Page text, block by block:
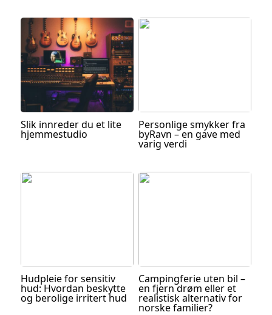
Slik innreder du et lite
hjemmestudio
Personlige smykker fra
byRavn – en gave med
varig verdi
Hudpleie for sensitiv
hud: Hvordan beskytte
og berolige irritert hud
Campingferie uten bil –
en fjern drøm eller et
realistisk alternativ for
norske familier?